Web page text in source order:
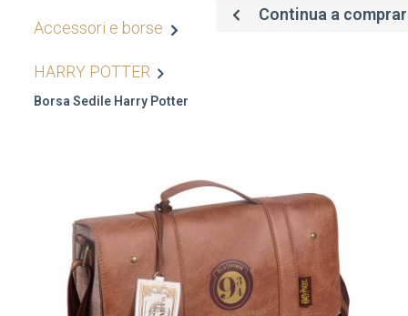
Accessori e borse
HARRY POTTER
Borsa Sedile Harry Potter
Continua a